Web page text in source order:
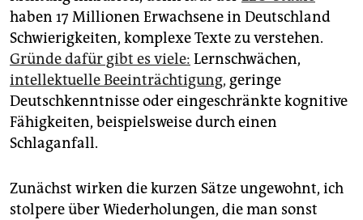
haben 17 Millionen Erwachsene in Deutschland
Schwierigkeiten, komplexe Texte zu verstehen.
Gründe dafür gibt es viele: Lernschwächen,
intellektuelle Beeinträchtigung, geringe
Deutschkenntnisse oder eingeschränkte kognitive
Fähigkeiten, beispielsweise durch einen
Schlaganfall.
Zunächst wirken die kurzen Sätze ungewohnt, ich
stolpere über Wiederholungen, die man sonst